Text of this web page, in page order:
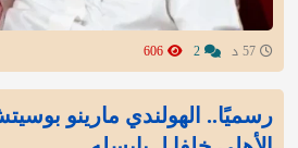
رسميًا.. الهولندي مارينو